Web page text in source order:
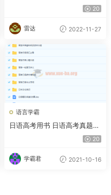
20
雷达 2022-11-27
语言学霸
日语高考用书 日语高考真题
20
学霸君 2021-10-16